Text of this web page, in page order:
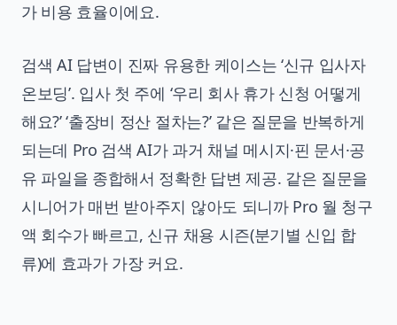
가 비용 효율이에요.
검색 AI 답변이 진짜 유용한 케이스는 ‘신규 입사자
온보딩’. 입사 첫 주에 ‘우리 회사 휴가 신청 어떻게
해요?’ ‘출장비 정산 절차는?’ 같은 질문을 반복하게
되는데 Pro 검색 AI가 과거 채널 메시지·핀 문서·공
유 파일을 종합해서 정확한 답변 제공. 같은 질문을
시니어가 매번 받아주지 않아도 되니까 Pro 월 청구
액 회수가 빠르고, 신규 채용 시즌(분기별 신입 합
류)에 효과가 가장 커요.